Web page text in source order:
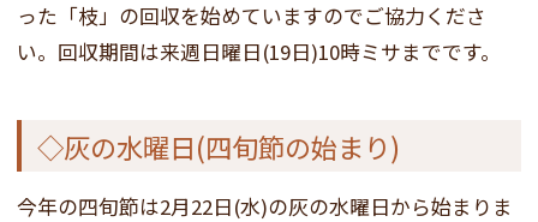
った「枝」の回収を始めていますのでご協力くださ
い。回収期間は来週日曜日(19日)10時ミサまでです。
◇灰の水曜日(四旬節の始まり)
今年の四旬節は2月22日(水)の灰の水曜日から始まりま